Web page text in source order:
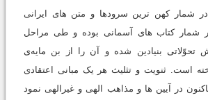
در شمار کهن ترین سرودها و متن های ایرانی
شمار کتاب های آسمانی بوده و طی مراحل
بنیادین شده و آن را از بن مایه‌ی
است. ثنویت و تثلیث هر یک مبانی اعتقادی
در آیین ها و مذاهب الهی و غیرالهی نمود